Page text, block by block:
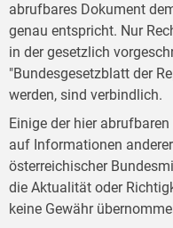
abrufbares Dokument
genau entspricht. Nur
in der gesetzlich
"Bundesgesetzblatt der
werden, sind verbindlich.
Einige der hier
auf Informationen
österreichischer
die Aktualität oder
keine Gewähr